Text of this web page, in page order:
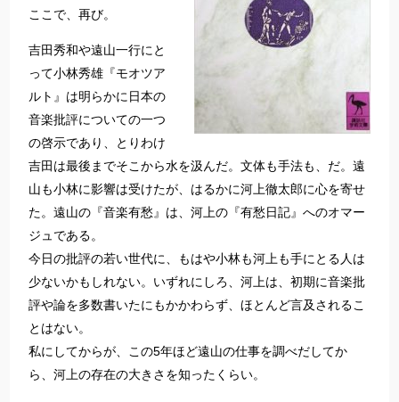
ここで、再び。
吉田秀和や遠山一行にと
って小林秀雄『モオツア
ルト』は明らかに日本の
音楽批評についての一つ
の啓示であり、とりわけ
吉田は最後までそこから水を汲んだ。文体も手法も、だ。遠
山も小林に影響は受けたが、はるかに河上徹太郎に心を寄せ
た。遠山の『音楽有愁』は、河上の『有愁日記』へのオマー
ジュである。
今日の批評の若い世代に、もはや小林も河上も手にとる人は
少ないかもしれない。いずれにしろ、河上は、初期に音楽批
評や論を多数書いたにもかかわらず、ほとんど言及されるこ
とはない。
私にしてからが、この5年ほど遠山の仕事を調べだしてか
ら、河上の存在の大きさを知ったくらい。